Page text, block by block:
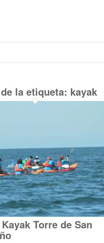
la etiqueta: kayak
Torre de San